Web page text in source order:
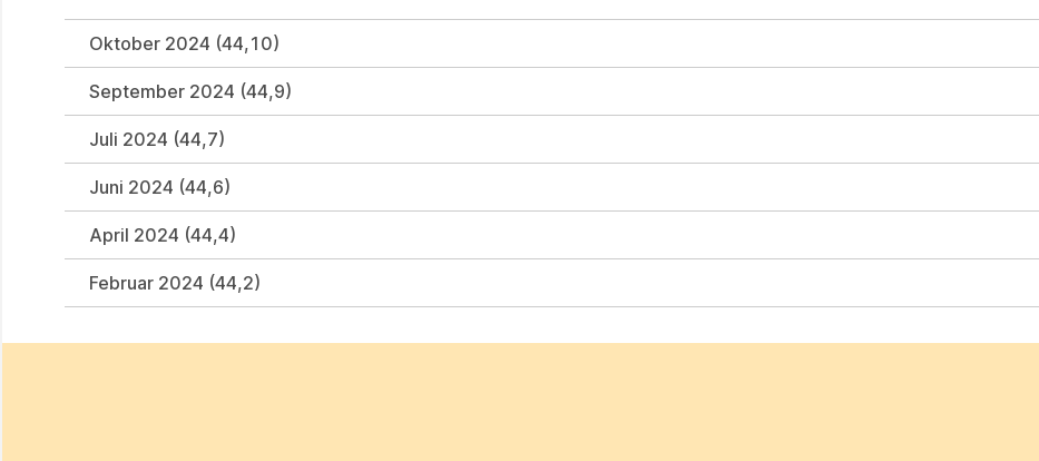
Oktober 2024 (44,10)
September 2024 (44,9)
Juli 2024 (44,7)
Juni 2024 (44,6)
April 2024 (44,4)
Februar 2024 (44,2)